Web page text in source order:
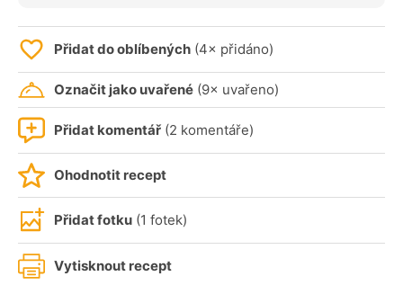
Přidat do oblíbených (4× přidáno)
Označit jako uvařené (9× uvařeno)
Přidat komentář (2 komentáře)
Ohodnotit recept
Přidat fotku (1 fotek)
Vytisknout recept